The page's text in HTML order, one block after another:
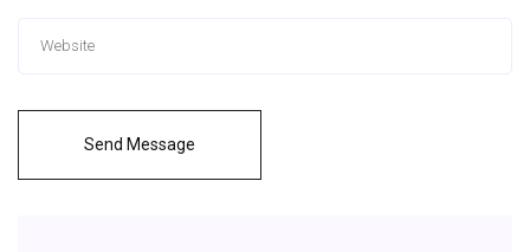
Send Message